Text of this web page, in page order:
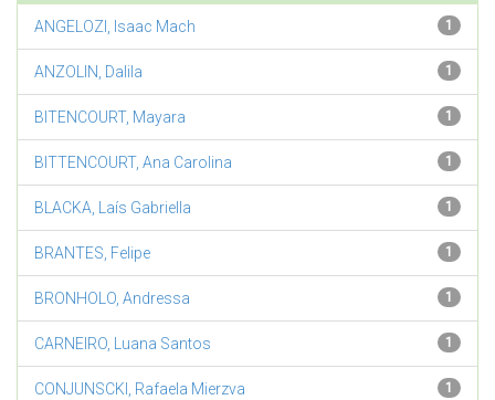
1
ANGELOZI, Isaac Mach
1
ANZOLIN, Dalila
1
BITENCOURT, Mayara
1
BITTENCOURT, Ana Carolina
1
BLACKA, Laís Gabriella
1
BRANTES, Felipe
1
BRONHOLO, Andressa
1
CARNEIRO, Luana Santos
1
CONJUNSCKI, Rafaela Mierzva